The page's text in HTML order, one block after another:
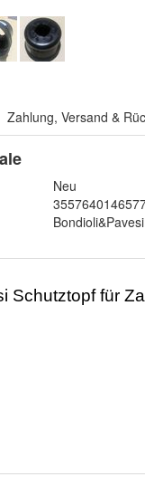
Zahlung, Versand &
Neu
Bondioli&Pavesi